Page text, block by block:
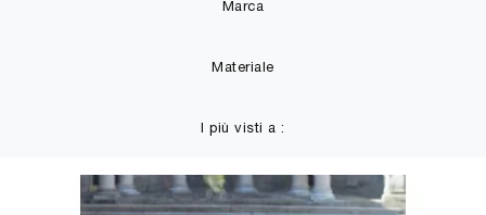
Marca
Materiale
I più visti a :